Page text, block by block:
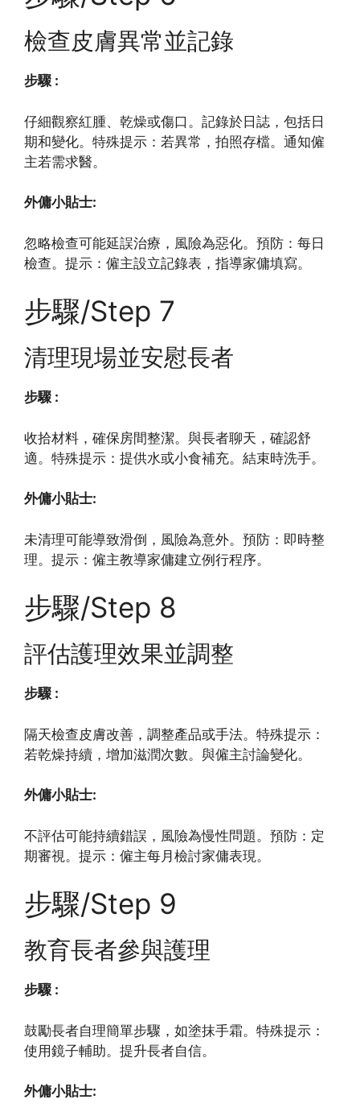
檢查皮膚異常並記錄
步驟 :
仔細觀察紅腫、乾燥或傷口。記錄於日誌，包括日
期和變化。特殊提示：若異常，拍照存檔。通知僱
主若需求醫。
外傭小貼士:
忽略檢查可能延誤治療，風險為惡化。預防：每日
檢查。提示：僱主設立記錄表，指導家傭填寫。
步驟/Step 7
清理現場並安慰長者
步驟 :
收拾材料，確保房間整潔。與長者聊天，確認舒
適。特殊提示：提供水或小食補充。結束時洗手。
外傭小貼士:
未清理可能導致滑倒，風險為意外。預防：即時整
理。提示：僱主教導家傭建立例行程序。
步驟/Step 8
評估護理效果並調整
步驟 :
隔天檢查皮膚改善，調整產品或手法。特殊提示：
若乾燥持續，增加滋潤次數。與僱主討論變化。
外傭小貼士:
不評估可能持續錯誤，風險為慢性問題。預防：定
期審視。提示：僱主每月檢討家傭表現。
步驟/Step 9
教育長者參與護理
步驟 :
鼓勵長者自理簡單步驟，如塗抹手霜。特殊提示：
使用鏡子輔助。提升長者自信。
外傭小貼士: